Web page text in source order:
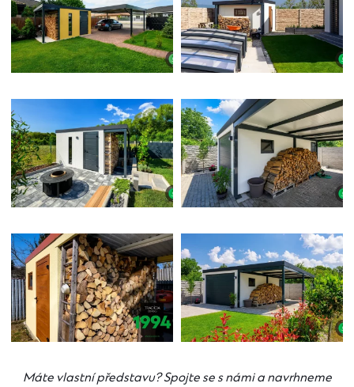
Máte vlastní představu? Spojte se s námi a navrhneme